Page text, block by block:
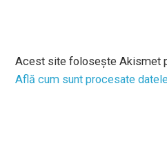
Acest site folosește Akismet
Află cum sunt procesate